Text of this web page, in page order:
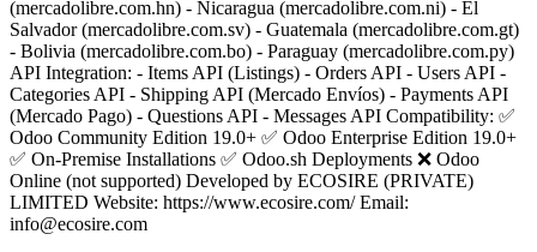
(mercadolibre.com.hn) - Nicaragua (mercadolibre.com.ni) - El
Salvador (mercadolibre.com.sv) - Guatemala (mercadolibre.com.gt)
- Bolivia (mercadolibre.com.bo) - Paraguay (mercadolibre.com.py)
API Integration: - Items API (Listings) - Orders API - Users API -
Categories API - Shipping API (Mercado Envíos) - Payments API
(Mercado Pago) - Questions API - Messages API Compatibility: ✅
Odoo Community Edition 19.0+ ✅ Odoo Enterprise Edition 19.0+
✅ On-Premise Installations ✅ Odoo.sh Deployments ❌ Odoo
Online (not supported) Developed by ECOSIRE (PRIVATE)
LIMITED Website: https://www.ecosire.com/ Email:
info@ecosire.com